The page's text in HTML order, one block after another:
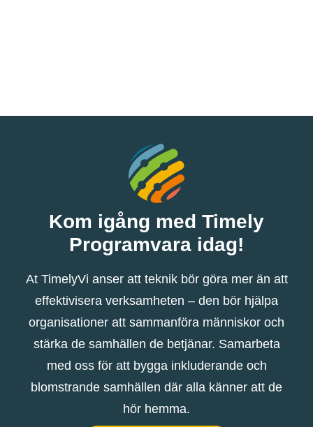
Kom igång med Timely
Programvara idag!
At TimelyVi anser att teknik bör göra mer än att
effektivisera verksamheten – den bör hjälpa
organisationer att sammanföra människor och
stärka de samhällen de betjänar. Samarbeta
med oss ​​för att bygga inkluderande och
blomstrande samhällen där alla känner att de
hör hemma.